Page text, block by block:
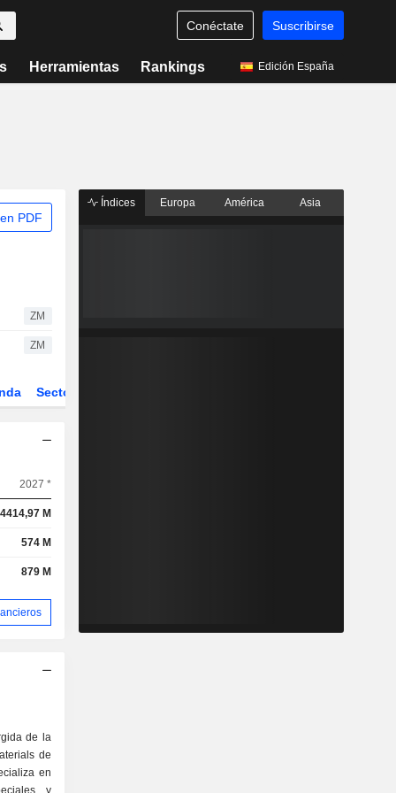
Conéctate Suscribirse
Herramientas Rankings Edición España
PDF
ZM
ZM
Sector
2027 *
4414,97 M
574 M
879 M
de la
de
en
y
Índices Europa América Asia